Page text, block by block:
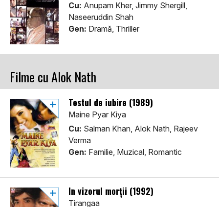
Cu: Anupam Kher, Jimmy Shergill,
Naseeruddin Shah
Gen: Dramă, Thriller
Filme cu Alok Nath
Testul de iubire (1989)
Maine Pyar Kiya
Cu: Salman Khan, Alok Nath, Rajeev
Verma
Gen: Familie, Muzical, Romantic
În vizorul morții (1992)
Tirangaa